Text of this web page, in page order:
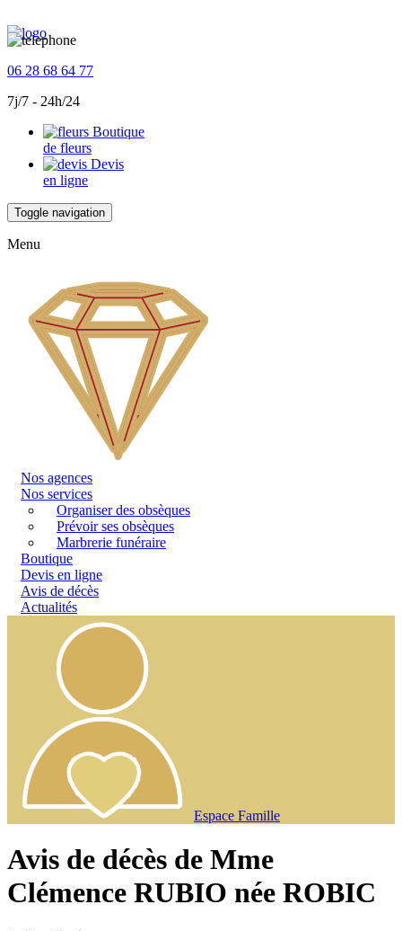
06 28 68 64 77
7j/7 - 24h/24
Boutique
de fleurs
Devis
en ligne
Toggle navigation
Menu
Nos agences
Nos services
Organiser des obsèques
Prévoir ses obsèques
Marbrerie funéraire
Boutique
Devis en ligne
Avis de décès
Actualités
Espace Famille
Avis de décès de Mme
Clémence RUBIO née ROBIC